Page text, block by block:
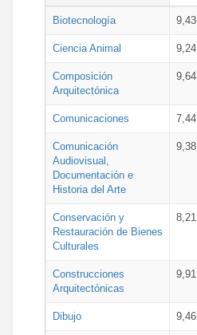
Biotecnología 9,43
Ciencia Animal 9,24
Composición
Arquitectónica
9,64
Comunicaciones 7,44
Comunicación
Audiovisual,
Documentación e
Historia del Arte
9,38
Conservación y
Restauración de Bienes
Culturales
8,21
Construcciones
Arquitectónicas
9,91
Dibujo 9,46